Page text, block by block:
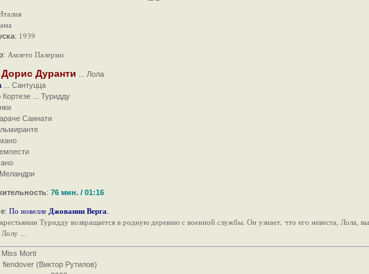
: 1939
: Амлето Палерми
Дорис Дуранти ... Лола
... Сантуцца
Кортезе ... Туридду
Саинати
:76 мин. / 01:16
:По новелле Джованни Верга.
Туридду возвращается в родную деревню с военной службы. Он узнает, что его невеста, Лола,
Лолу
Morti
(Виктор Рутилов)